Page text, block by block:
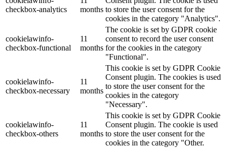
checkbox-analytics
months to store the user consent for the
cookies in the category "Analytics".
cookielawinfo-
checkbox-functional
11
months
The cookie is set by GDPR cookie
consent to record the user consent
for the cookies in the category
"Functional".
cookielawinfo-
checkbox-necessary
11
months
This cookie is set by GDPR Cookie
Consent plugin. The cookies is used
to store the user consent for the
cookies in the category
"Necessary".
cookielawinfo-
checkbox-others
11
months
This cookie is set by GDPR Cookie
Consent plugin. The cookie is used
to store the user consent for the
cookies in the category "Other.